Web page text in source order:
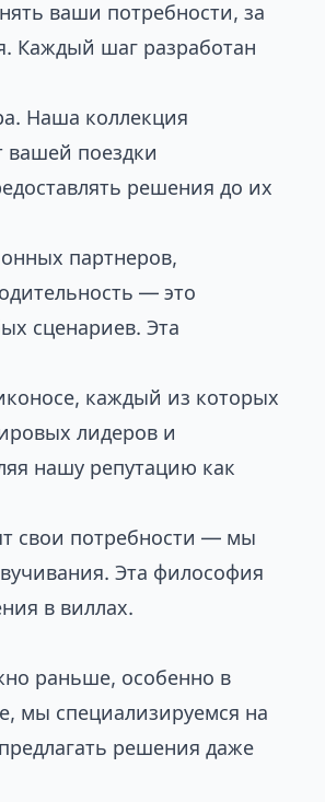
ваши потребности, за
Каждый шаг разработан
Наша коллекция
вашей поездки
решения до их
партнеров,
— это
сценариев. Эта
каждый из которых
лидеров и
нашу репутацию как
свои потребности — мы
Эта философия
в виллах.
раньше, особенно в
мы специализируемся на
решения даже